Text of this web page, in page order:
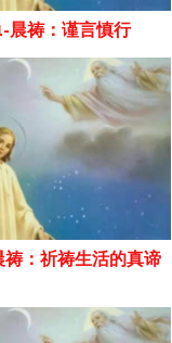
晨祷：谨言慎行
祷：祈祷生活的真谛